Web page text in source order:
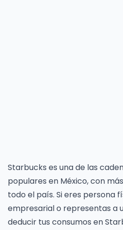
Starbucks es una de las
populares en México, con
todo el país. Si eres persona
empresarial o representas a
deducir tus consumos en